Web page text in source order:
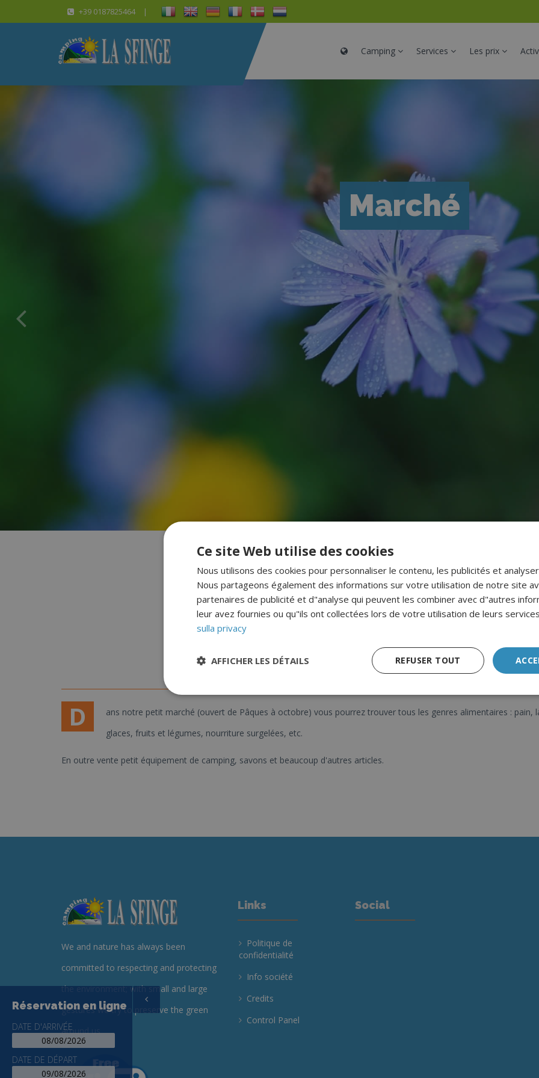
+39 0187825464 |
Camping Services Les prix
Marché
Marché
D
ans notre petit marché (ouvert de Pâques à octobre) vous pourrez trouver tous les genres alimentaires :
glaces, fruits et légumes, nourriture surgelées, etc.
En outre vente petit équipement de camping, savons et beaucoup d'autres articles.
We and nature has always been
committed to respecting and protecting
the environment; with small and large
gestures we try to preserve the green
around us
Links
Politique de
confidentialité
Info société
Credits
Control Panel
Social
Réservation en ligne
DATE D'ARRIVÉE
DATE DE DÉPART
Ce site Web utilise des cookies
Nous utilisons des cookies pour personnaliser le contenu, les publicités et
Nous partageons également des informations sur votre utilisation de notre site
partenaires de publicité et d"analyse qui peuvent les combiner avec d"autres
leur avez fournies ou qu"ils ont collectées lors de votre utilisation de leurs
sulla privacy
REFUSER TOUT
AFFICHER LES DÉTAILS